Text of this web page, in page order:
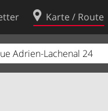
Karte / Route